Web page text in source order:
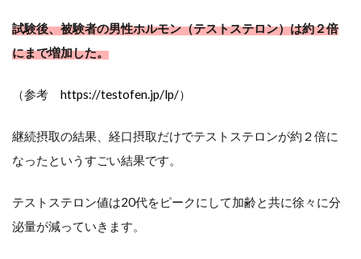
の
上
昇
男
性
能
試験後、被験者の男性ホルモン（テストステロン）は約２倍
にまで増加した。
（参考 https://testofen.jp/lp/）
継続摂取の結果、経口摂取だけでテストステロンが約２倍に
なったというすごい結果です。
テストステロン値は20代をピークにして加齢と共に徐々に分
泌量が減っていきます。